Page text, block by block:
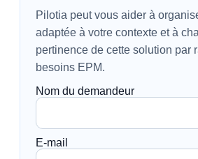
Pilotia peut vous aider à
adaptée à votre contexte et à
pertinence de cette solution par
besoins EPM.
Nom du demandeur
E-mail